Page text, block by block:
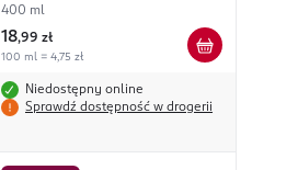
400 ml
18,99 zł
100 ml = 4,75 zł
Niedostępny online
Sprawdź dostępność w drogerii